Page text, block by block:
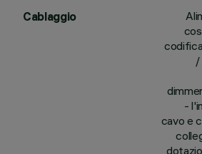
Cablaggio
/
-
cavo e